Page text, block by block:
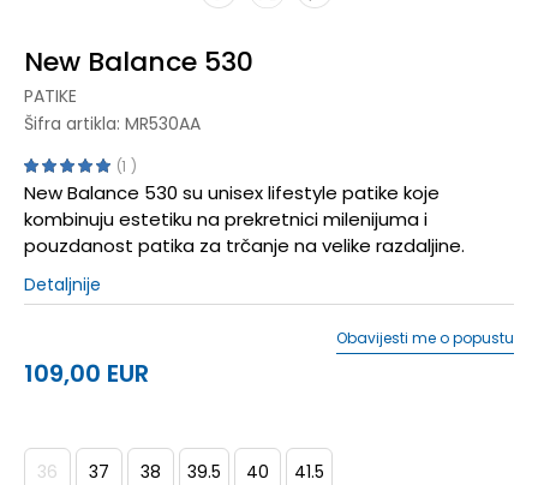
New Balance 530
PATIKE
Šifra artikla: MR530AA
1
New Balance 530 su unisex lifestyle patike koje
kombinuju estetiku na prekretnici milenijuma i
pouzdanost patika za trčanje na velike razdaljine.
Detaljnije
109,00 EUR
Obavijesti me o popustu
36 37 38 39.5 40 41.5